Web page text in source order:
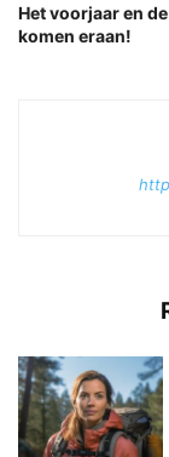
Het voorjaar en
komen eraan!